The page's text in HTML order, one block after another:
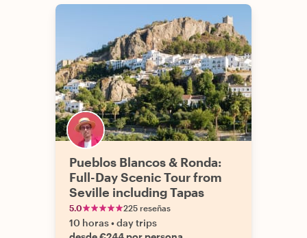
Pueblos Blancos & Ronda:
Full-Day Scenic Tour from
Seville including Tapas
5.0 225 reseñas
10 horas•day trips